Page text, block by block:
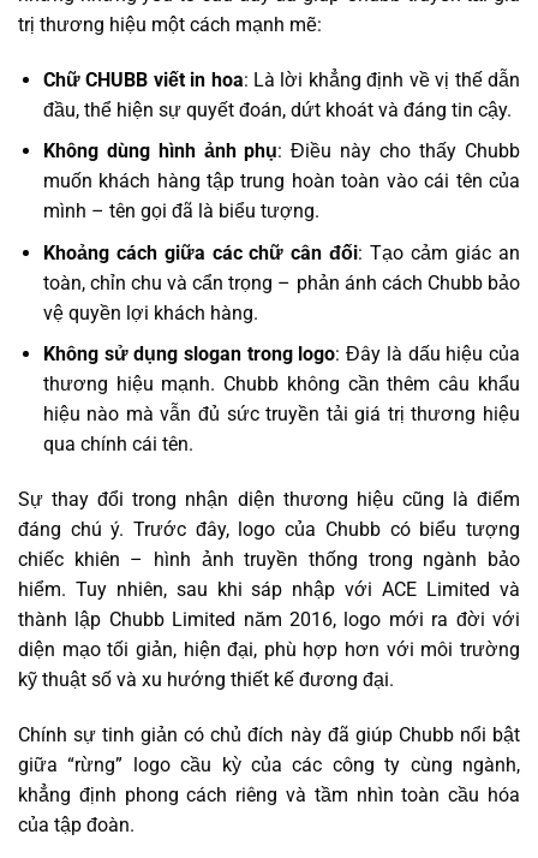
trị thương hiệu một cách mạnh mẽ:
Chữ CHUBB viết in hoa: Là lời khẳng định về vị thế dẫn
đầu, thể hiện sự quyết đoán, dứt khoát và đáng tin cậy.
Không dùng hình ảnh phụ: Điều này cho thấy Chubb
muốn khách hàng tập trung hoàn toàn vào cái tên của
mình – tên gọi đã là biểu tượng.
Khoảng cách giữa các chữ cân đối: Tạo cảm giác an
toàn, chỉn chu và cẩn trọng – phản ánh cách Chubb bảo
vệ quyền lợi khách hàng.
Không sử dụng slogan trong logo: Đây là dấu hiệu của
thương hiệu mạnh. Chubb không cần thêm câu khẩu
hiệu nào mà vẫn đủ sức truyền tải giá trị thương hiệu
qua chính cái tên.
Sự thay đổi trong nhận diện thương hiệu cũng là điểm
đáng chú ý. Trước đây, logo của Chubb có biểu tượng
chiếc khiên – hình ảnh truyền thống trong ngành bảo
hiểm. Tuy nhiên, sau khi sáp nhập với ACE Limited và
thành lập Chubb Limited năm 2016, logo mới ra đời với
diện mạo tối giản, hiện đại, phù hợp hơn với môi trường
kỹ thuật số và xu hướng thiết kế đương đại.
Chính sự tinh giản có chủ đích này đã giúp Chubb nổi bật
giữa “rừng” logo cầu kỳ của các công ty cùng ngành,
khẳng định phong cách riêng và tầm nhìn toàn cầu hóa
của tập đoàn.